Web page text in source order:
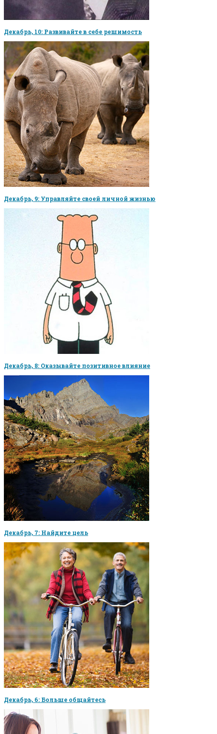
Декабрь, 10: Развивайте в себе решимость
Декабрь, 9: Управляйте своей личной жизнью
Декабрь, 8: Оказывайте позитивное влияние
Декабрь, 7: Найдите цель
Декабрь, 6: Больше общайтесь